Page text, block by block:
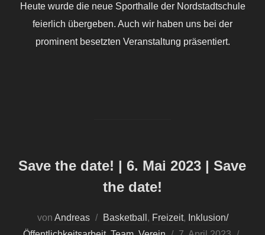
Heute wurde die neue Sporthalle der Nordstadtschule
feierlich übergeben. Auch wir haben uns bei der
prominent besetzten Veranstaltung präsentiert.
Save the date! | 6. Mai 2023 | Save
the date!
von Andreas Basketball , Freizeit, Inklusion/